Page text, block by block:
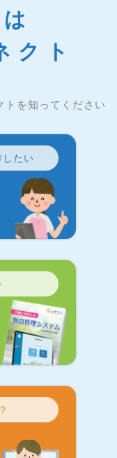
クト
トを知ってください
たい